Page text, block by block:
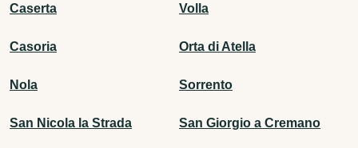
Caserta Volla
Casoria Orta di Atella
Nola Sorrento
San Nicola la Strada San Giorgio a Cremano